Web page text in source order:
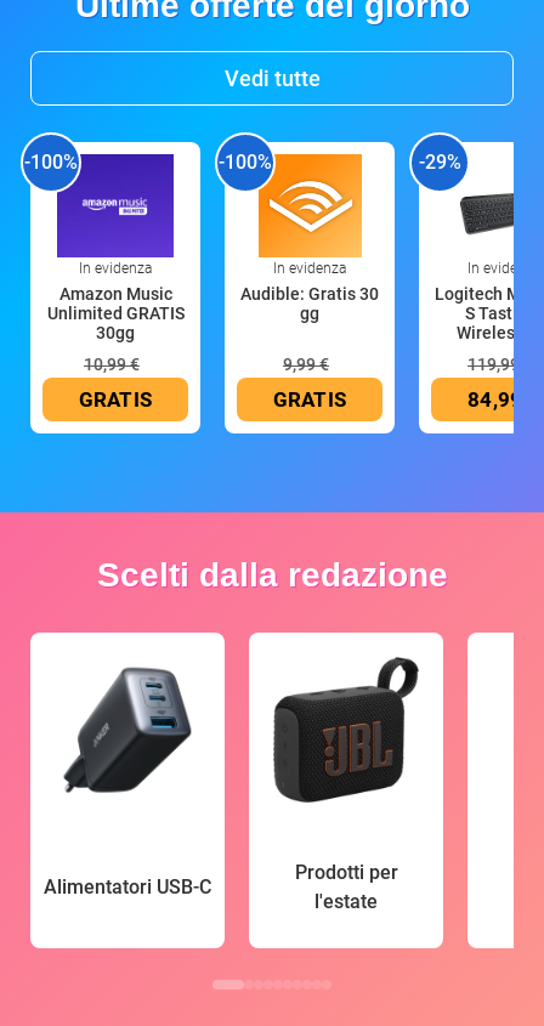
Vedi tutte
-100%
In evidenza
Amazon Music
Unlimited GRATIS
30gg
10,99 €
GRATIS
-100%
In evidenza
Audible: Gratis 30
gg
9,99 €
GRATIS
-29%
In evidenza
Logitech MX
S Tastiera
Wireless
119,99 €
84,99 €
Scelti dalla redazione
Alimentatori USB-C
Prodotti per
l'estate